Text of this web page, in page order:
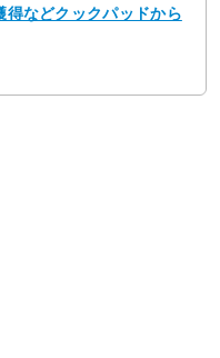
得などクックパッドから